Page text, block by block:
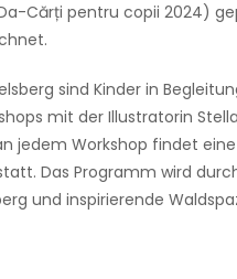
Cărți pentru copii 2024)
sind Kinder in
mit der Illustratorin
jedem Workshop findet eine
Das Programm wird
und inspirierende